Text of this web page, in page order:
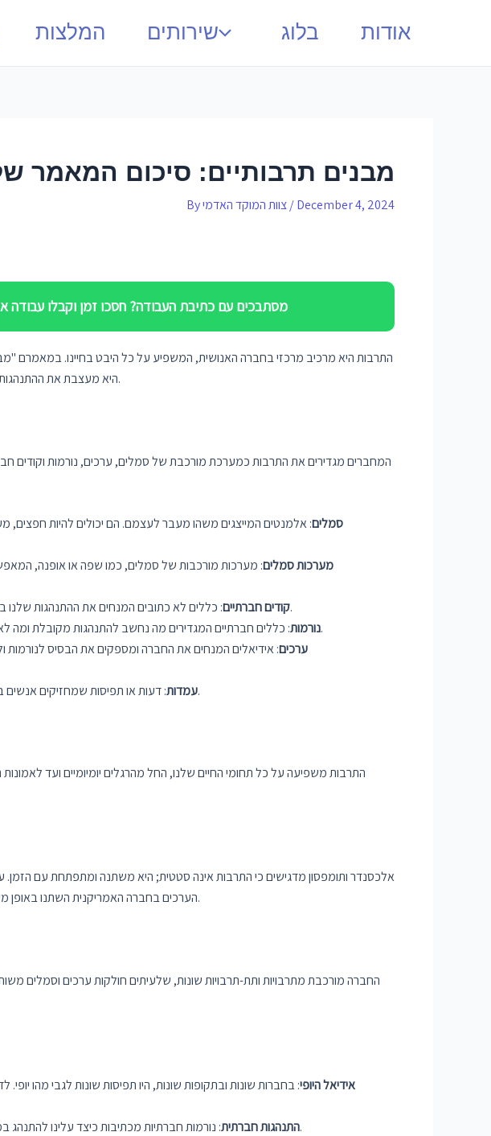
המלצות שירותים בלוג אודות
מבנים תרבותיים: סיכום המאמר
By /December 4, 2024
מסתבכים עם כתיבת העבודה? חסכו זמן וקבלו עבודה
התרבות היא מרכיב מרכזי בחברה האנושית, המשפיע על כל היבט בחיינו. במאמרם
היא מעצבת את ההתנהגות, המחשבה והרגש האנושיים. המאמר מתמקד בפירוק התרבות למרכיביה השונים ובחינת השפעתם על החברה.
המחברים מגדירים את התרבות כמערכת מורכבת של סמלים, ערכים, נורמות וקודים
סמלים: אלמנטים המייצגים משהו מעבר לעצמם. הם יכולים להיות חפצים,
מערכות סמלים: מערכות מורכבות של סמלים, כמו שפה או אופנה,
קודים חברתיים: כללים לא כתובים המנחים את ההתנהגות שלנו במצבים שונים. הם מספקים "תסריטים" להתנהגות ראויה, כמו כיצד להתנהג במסעדה יוקרתית או באירוע חברתי.
נורמות: כללים חברתיים המגדירים מה נחשב להתנהגות מקובלת ומה לא. הנורמות יכולות להיות כתובות (כמו חוקים) או לא כתובות, והן משפיעות על האופן שבו אנו פועלים בחיי היומיום.
ערכים: אידיאלים המנחים את החברה ומספקים את הבסיס לנורמות
עמדות: דעות או תפיסות שמחזיקים אנשים ביחס לערכים או לנושאים חברתיים. העמדות משפיעות על התנהגותנו ועל האופן שבו אנו מפרשים את המציאות.
התרבות משפיעה על כל תחומי החיים שלנו, החל מהרגלים יומיומיים ועד
אלכסנדר ותומפסון מדגישים כי התרבות אינה סטטית; היא משתנה ומתפתחת עם הזמן.
הערכים בחברה האמריקנית השתנו באופן משמעותי בין שנות ה-50 לשנות ה-60, עם עליית תנועות חברתיות כמו תנועת זכויות האזרח והתנועה הפמיניסטית.
החברה מורכבת מתרבויות ותת-תרבויות שונות, שלעיתים חולקות ערכים וסמלים
אידיאל היופי: בחברות שונות ובתקופות שונות, היו תפיסות שונות לגבי מהו
התנהגות חברתית: נורמות חברתיות מכתיבות כיצד עלינו להתנהג במצבים שונים. לדוגמה, ישנן נורמות לגבי איך להתלבש לעבודה, כיצד לדבר עם מבוגרים, או כיצד לנהוג בנהיגה.